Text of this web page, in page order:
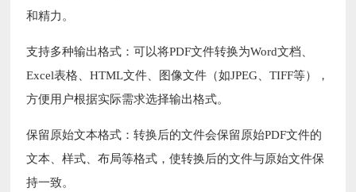
和精力。
支持多种输出格式：可以将PDF文件转换为Word文档、
Excel表格、HTML文件、图像文件（如JPEG、TIFF等），
方便用户根据实际需求选择输出格式。
保留原始文本格式：转换后的文件会保留原始PDF文件的
文本、样式、布局等格式，使转换后的文件与原始文件保
持一致。